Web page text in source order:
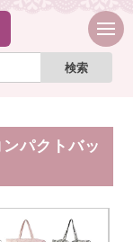
パクトバッ